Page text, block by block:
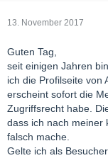
13. November 2017
Guten Tag,
seit einigen Jahren
ich die Profilseite von
erscheint sofort die
Zugriffsrecht habe.
dass ich nach meiner
falsch mache.
Gelte ich als